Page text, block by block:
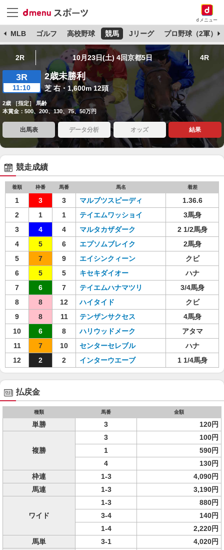
dメニュー
MLB ゴルフ 高校野球 競馬 Jリーグ プロ野球（2軍）
2R 10月23日(土) 4回京都5日 4R
3R
11:10
2歳未勝利
芝 右・1,600m 12頭
2歳 ［指定］ 馬齢
本賞金：500、200、130、75、50万円
出馬表 データ分析 オッズ 結果
競走成績
着順 枠番 馬番 馬名 着差
1 3 3 マルブツスピーディ
1.36.6
2
1 1 テイエムワッショイ
3馬身
3
4 4 マルタカザダーク
2 1/2馬身
4
5 6 エプソムブレイク
2馬身
5
7 9 エイシンクィーン
クビ
6
5 5 キセキダイオー
ハナ
7
6 7 テイエムハナマツリ
3/4馬身
8
8 12 ハイタイド
クビ
9
8 11 テンザンサクセス
4馬身
10
6 8 ハリウッドメーク
アタマ
11
7 10 センターセレブル
ハナ
12
2 2 インターウエーブ 1 1/4馬身
払戻金
種類 馬番 金額
単勝 3 120円
複勝
3
100円
1
590円
4
130円
枠連
1-3
4,090円
馬連
1-3 3,190円
ワイド
1-3
880円
3-4
140円
1-4
2,220円
馬単
3-1
4,020円